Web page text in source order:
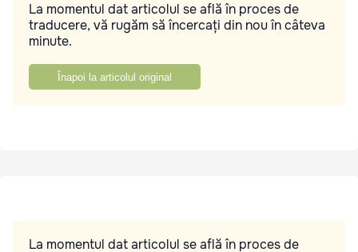
La momentul dat articolul se află în proces de
traducere, vă rugăm să încercați din nou în câteva
minute.
Înapoi la articolul original
La momentul dat articolul se află în proces de